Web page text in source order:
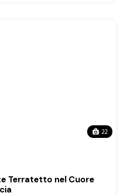
22
Terratetto nel Cuore